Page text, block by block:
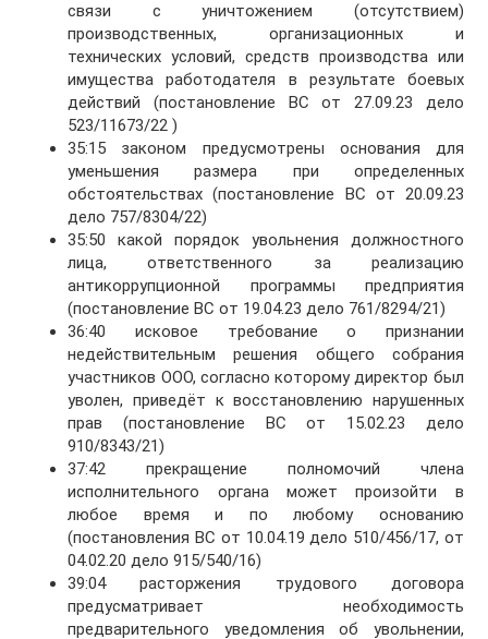
связи с уничтожением (отсутствием)
производственных, организационных и
технических условий, средств производства или
имущества работодателя в результате боевых
действий (постановление ВС от 27.09.23 дело
523/11673/22 )
35:15 законом предусмотрены основания для
уменьшения размера при определенных
обстоятельствах (постановление ВС от 20.09.23
дело 757/8304/22)
35:50 какой порядок увольнения должностного
лица, ответственного за реализацию
антикоррупционной программы предприятия
(постановление ВС от 19.04.23 дело 761/8294/21)
36:40 исковое требование о признании
недействительным решения общего собрания
участников ООО, согласно которому директор был
уволен, приведёт к восстановлению нарушенных
прав (постановление ВС от 15.02.23 дело
910/8343/21)
37:42 прекращение полномочий члена
исполнительного органа может произойти в
любое время и по любому основанию
(постановления ВС от 10.04.19 дело 510/456/17, от
04.02.20 дело 915/540/16)
39:04 расторжения трудового договора
предусматривает необходимость
предварительного уведомления об увольнении,